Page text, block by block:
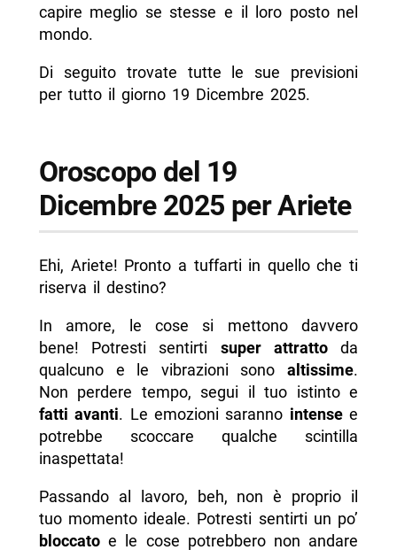
capire meglio se stesse e il loro posto nel
mondo.
Di seguito trovate tutte le sue previsioni
per tutto il giorno 19 Dicembre 2025.
Oroscopo del 19
Dicembre 2025 per Ariete
Ehi, Ariete! Pronto a tuffarti in quello che ti
riserva il destino?
In amore, le cose si mettono davvero
bene! Potresti sentirti super attrattoda
qualcuno e le vibrazioni sonoaltissime.
Non perdere tempo, segui il tuo istinto e
fatti avanti. Le emozioni saranno intensee
potrebbe scoccare qualche scintilla
inaspettata!
Passando al lavoro, beh, non è proprio il
tuo momento ideale. Potresti sentirti un po’
bloccatoe le cose potrebbero non andare